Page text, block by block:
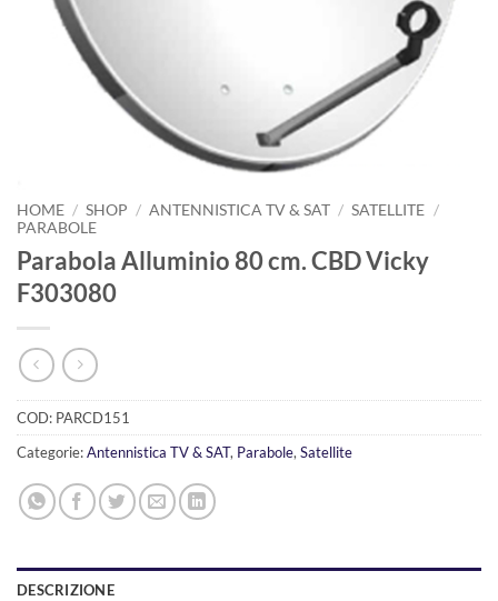
HOME / SHOP / ANTENNISTICA TV & SAT / SATELLITE /
PARABOLE
Parabola Alluminio 80 cm. CBD Vicky
F303080
COD: PARCD151
Categorie:Antennistica TV & SAT, Parabole,Satellite
DESCRIZIONE